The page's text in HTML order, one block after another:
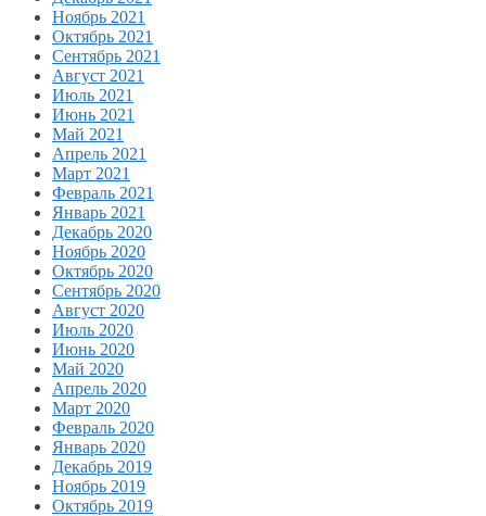
Ноябрь 2021
Октябрь 2021
Сентябрь 2021
Август 2021
Июль 2021
Июнь 2021
Май 2021
Апрель 2021
Март 2021
Февраль 2021
Январь 2021
Декабрь 2020
Ноябрь 2020
Октябрь 2020
Сентябрь 2020
Август 2020
Июль 2020
Июнь 2020
Май 2020
Апрель 2020
Март 2020
Февраль 2020
Январь 2020
Декабрь 2019
Ноябрь 2019
Октябрь 2019